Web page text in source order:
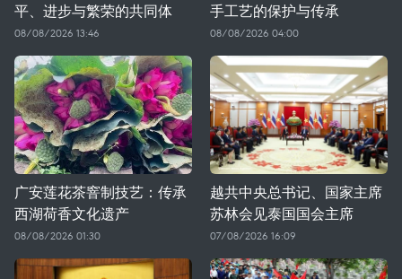
平、进步与繁荣的共同体
08/08/2026 13:46
手工艺的保护与传承
08/08/2026 04:00
广安莲花茶窨制技艺：传承
西湖荷香文化遗产
08/08/2026 01:30
越共中央总书记、国家主席
苏林会见泰国国会主席
07/08/2026 16:09